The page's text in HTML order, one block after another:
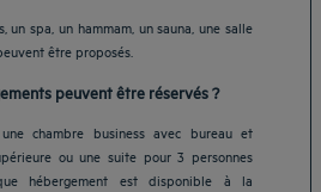
un spa, un hammam, un sauna, une salle
être proposés.
peuvent être réservés ?
chambre business avec bureau et
ou une suite pour 3 personnes
hébergement est disponible à la